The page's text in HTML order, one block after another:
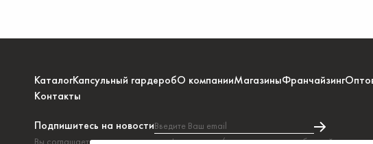
КаталогКапсульный гардеробО компанииМагазиныФранчайзинг
Контакты
Подпишитесь на новостиВведите Ваш email
Вы соглашаетесь на получение информации и/или рекламных сообщений в